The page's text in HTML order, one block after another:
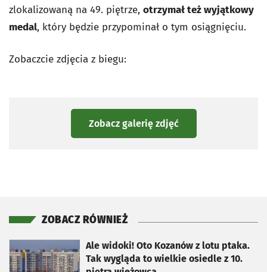
zlokalizowaną na 49. piętrze, otrzymał też wyjątkowy
medal, który będzie przypominał o tym osiągnięciu.
Zobaczcie zdjęcia z biegu:
Zobacz galerię zdjęć
ZOBACZ RÓWNIEŻ
Ale widoki! Oto Kozanów z lotu ptaka.
Tak wygląda to wielkie osiedle z 10.
otworzy się w nowej karcie